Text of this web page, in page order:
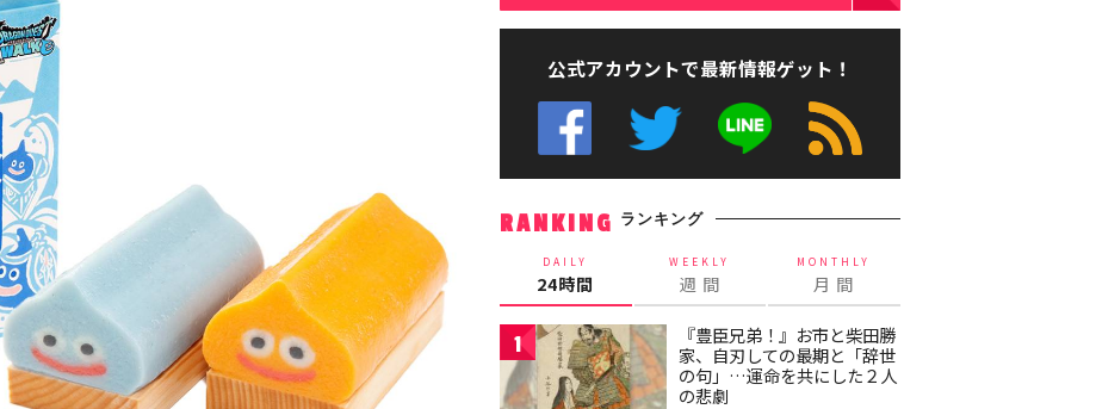
公式アカウントで最新情報ゲット！
RANKING ランキング
DAILY
24時間
WEEKLY
週 間
MONTHLY
月 間
1
『豊臣兄弟！』お市と柴田勝
家、自刃しての最期と「辞世
の句」…運命を共にした２人
の悲劇